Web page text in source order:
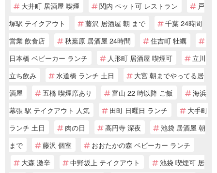
大井町 居酒屋 喫煙
関内 ペット可 レストラン
戸
塚駅 テイクアウト
藤沢 居酒屋 朝 まで
千葉 24時間
営業 飲食店
秋葉原 居酒屋 24時間
住吉町 牡蠣
日本橋 ベビーカー ランチ
人形町 居酒屋 喫煙可
立川
立ち飲み
水道橋 ランチ 土日
大宮 朝までやってる居
酒屋
五橋 喫煙席あり 富山 22 時以降 ご飯
海浜
幕張 駅 テイクアウト 人気
田町 日曜日 ランチ
大手町
ランチ 土日
肉の日 高円寺 深夜
池袋 居酒屋 朝
まで
藤沢 個室
おおたかの森 ベビーカー ランチ
大森 激辛
中野坂上 テイクアウト 池袋 喫煙可 居